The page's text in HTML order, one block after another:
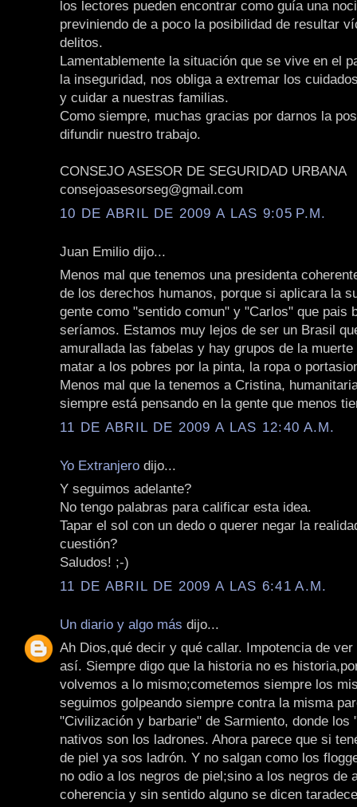
los lectores pueden encontrar como guía una
previniendo de a poco la posibilidad de resultar
delitos.
Lamentablemente la situación que se vive en el
la inseguridad, nos obliga a extremar los
y cuidar a nuestras familias.
Como siempre, muchas gracias por darnos la
difundir nuestro trabajo.
CONSEJO ASESOR DE SEGURIDAD URBANA
consejoasesorseg@gmail.com
10 DE ABRIL DE 2009 A LAS 9:05 P.M.
Juan Emilio dijo...
Menos mal que tenemos una presidenta
de los derechos humanos, porque si aplicara la
gente como "sentido comun" y "Carlos" que pais
seríamos. Estamos muy lejos de ser un Brasil
amurallada las fabelas y hay grupos de la muerte
matar a los pobres por la pinta, la ropa o
Menos mal que la tenemos a Cristina,
siempre está pensando en la gente que menos
11 DE ABRIL DE 2009 A LAS 12:40 A.M.
Yo Extranjero dijo...
Y seguimos adelante?
No tengo palabras para calificar esta idea.
Tapar el sol con un dedo o querer negar la
cuestión?
Saludos! ;-)
11 DE ABRIL DE 2009 A LAS 6:41 A.M.
Un diario y algo más dijo...
Ah Dios,qué decir y qué callar. Impotencia de
así. Siempre digo que la historia no es
volvemos a lo mismo;cometemos siempre los
seguimos golpeando siempre contra la misma
"Civilización y barbarie" de Sarmiento, donde los
nativos son los ladrones. Ahora parece que si
de piel ya sos ladrón. Y no salgan como los
no odio a los negros de piel;sino a los negros de
coherencia y sin sentido alguno se dicen